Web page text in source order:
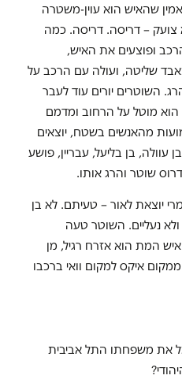
שהאיש הוא עוין-משטרה
צועק – דריסה. דריסה. כמה
ופוצעים את האיש,
שליטה, ועולה עם הרכב על
השוטרים יורים עוד לעבר
הוא מוטל על הרחוב ומדמם
מהאנשים בשטח, יוצאים
בן בליעל, עבריין, פושע
שוטר והרג אותו.
יוצאת לאור – טעיתם. לא בן
ולא נעליים. השוטר טעה
המת הוא אזרח רגיל, מן
איקס למקום וואי ברכבו
את משפחתו התל אביבית